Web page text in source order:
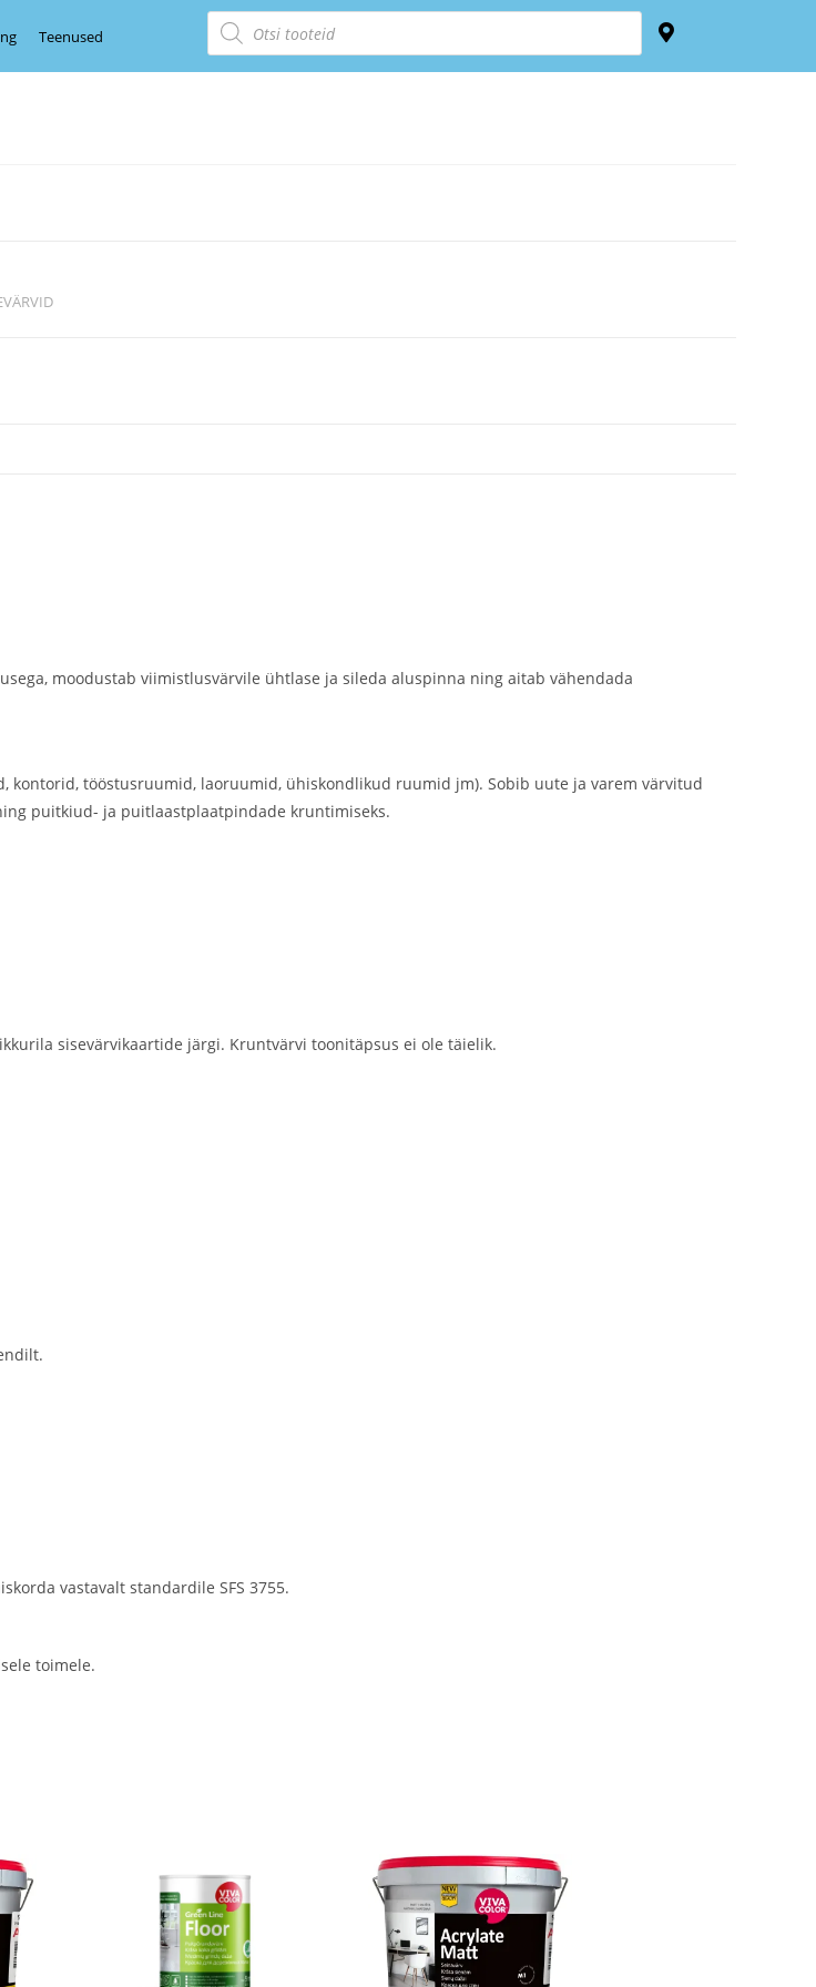
Teenused
moodustab viimistlusvärvile ühtlase ja sileda aluspinna ning aitab vähendada
kontorid, tööstusruumid, laoruumid, ühiskondlikud ruumid jm). Sobib uute ja varem värvitud
puitkiud- ja puitlaastplaatpindade kruntimiseks.
sisevärvikaartide järgi. Kruntvärvi toonitäpsus ei ole täielik.
vastavalt standardile SFS 3755.
toimele.